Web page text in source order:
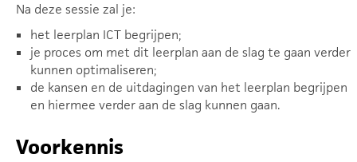
Na deze sessie zal je:
het leerplan ICT begrijpen;
je proces om met dit leerplan aan de slag te gaan verder
kunnen optimaliseren;
de kansen en de uitdagingen van het leerplan begrijpen
en hiermee verder aan de slag kunnen gaan.
Voorkennis